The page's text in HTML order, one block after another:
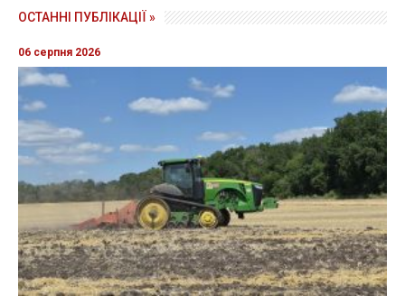
ОСТАННІ ПУБЛІКАЦІЇ »
06 серпня 2026